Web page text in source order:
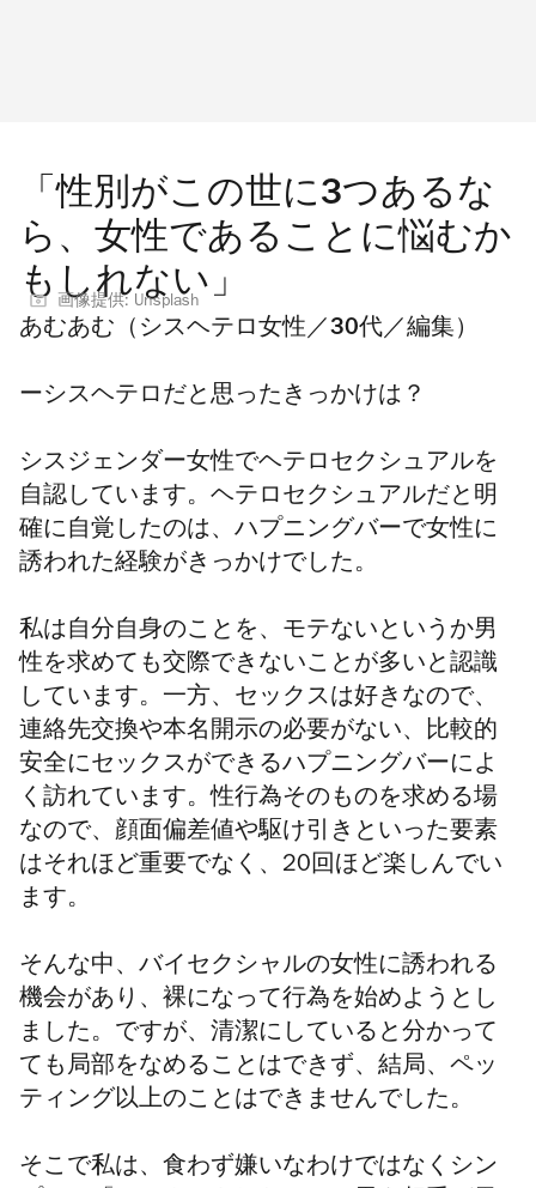
「性別がこの世に3つあるな
ら、女性であることに悩むか
もしれない」
画像提供: Unsplash
あむあむ（シスヘテロ女性／30代／編集）
ーシスヘテロだと思ったきっかけは？
シスジェンダー女性でヘテロセクシュアルを
自認しています。ヘテロセクシュアルだと明
確に自覚したのは、ハプニングバーで女性に
誘われた経験がきっかけでした。
私は自分自身のことを、モテないというか男
性を求めても交際できないことが多いと認識
しています。一方、セックスは好きなので、
連絡先交換や本名開示の必要がない、比較的
安全にセックスができるハプニングバーによ
く訪れています。性行為そのものを求める場
なので、顔面偏差値や駆け引きといった要素
はそれほど重要でなく、20回ほど楽しんでい
ます。
そんな中、バイセクシャルの女性に誘われる
機会があり、裸になって行為を始めようとし
ました。ですが、清潔にしていると分かって
ても局部をなめることはできず、結局、ペッ
ティング以上のことはできませんでした。
そこで私は、食わず嫌いなわけではなくシン